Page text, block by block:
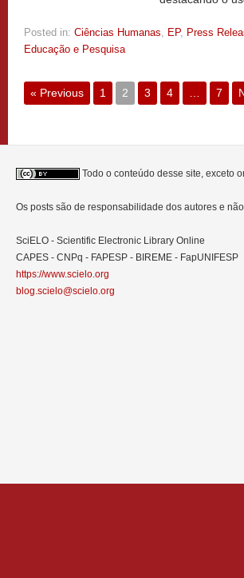
Posted in: Ciências Humanas, EP, Press
Educação e Pesquisa
« Previous 1 2 3 4 7
Todo o conteúdo desse site, exceto
Os posts são de responsabilidade dos autores e
SciELO - Scientific Electronic Library Online
CAPES - CNPq - FAPESP - BIREME - FapUNIFESP
https://www.scielo.org
blog.scielo@scielo.org